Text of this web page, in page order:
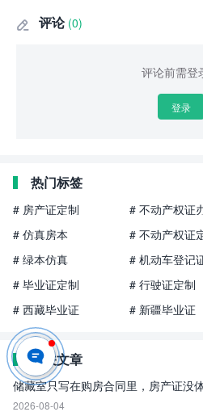
 评论 (0)
评论前需登
登录
热门标签
# 房产证定制 # 不动产权证
# 仿真房本
# 不动产权证
# 绿本仿真
# 机动车登记
# 毕业证定制
# 行驶证定制
# 西藏毕业证
# 新疆毕业证
相关文章
储藏室只写在购房合同里，房产证没
2026-08-04